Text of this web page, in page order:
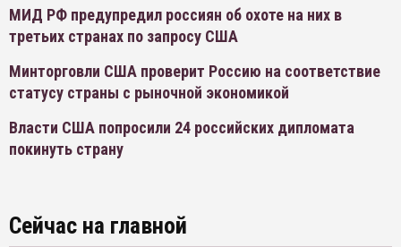
МИД РФ предупредил россиян об охоте на них в
третьих странах по запросу США
Минторговли США проверит Россию на соответствие
статусу страны с рыночной экономикой
Власти США попросили 24 российских дипломата
покинуть страну
Сейчас на главной